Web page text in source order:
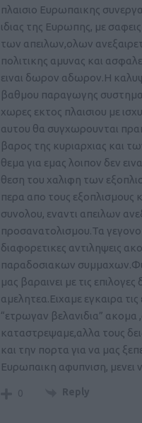
πλαισιο Ευρωπαικης
ιδιας της Ευρωπης, με
των απειλων,ολων
πολιτικης αμυνας και
ειναι δωρον αδωρον.Η
βαθμου παραγωγης
χωρες εκτος πλαισιου με
αυτου θα συγχωρουνται
βαρος της κυριαρχιας και
θεμα για εμας λοιπον δεν
θεση του χαλιφη των
περα απο τους εξοπλισμους
συνολου, εναντι απειλων
προσανατολισμου.Τα
διαφορετικες αντιληψεις
παραδοσιακων
μας βαραινει με τις επιλογες
αμελητεα.Ειχαμε εγκαιρα
“ετρωγαν βελανιδια” ακομα
καταστρεψαμε,αλλα τους
και την πορτα για να μας
Ευρωπαικη αφυπνιση, μενει
0 Reply